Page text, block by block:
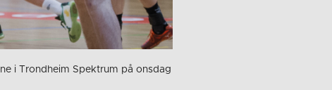
i Trondheim Spektrum på onsdag